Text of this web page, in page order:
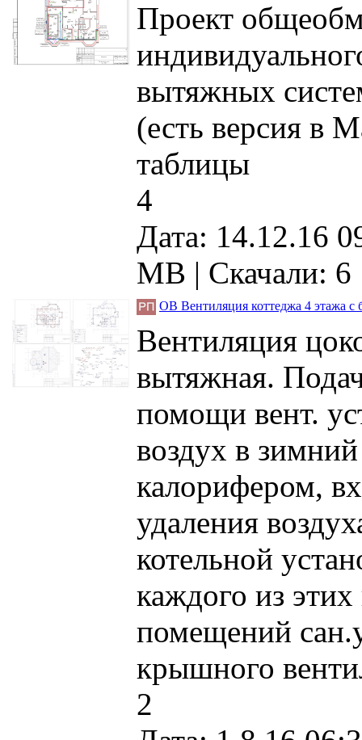
Проект
вытяжных
(есть версия в
таблицы
4
Дата: 14.12.16
MB | Скачали: 6
ОВ Вентиляция коттеджа 4 этажа с
Вентиляция
вытяжная.
помощи вент.
воздух в
калорифером,
удаления
котельной
каждого из
помещений
крышного
2